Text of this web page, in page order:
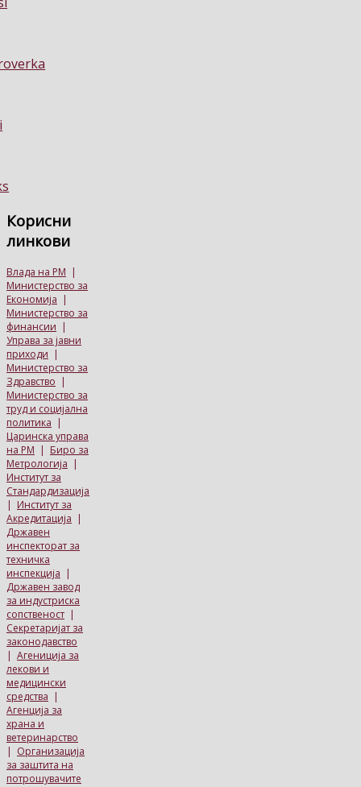
Корисни
линкови
Влада на РМ |
Министерство за
Економија |
Министерство за
финансии |
Управа за јавни
приходи |
Министерство за
Здравство |
Министерство за
труд и социјална
политика |
Царинска управа
на РМ | Биро за
Метрологија |
Институт за
Стандардизација
| Институт за
Акредитација |
Државен
инспекторат за
техничка
инспекција |
Државен завод
за индустриска
сопственост |
Секретаријат за
законодавство
| Агениција за
лекови и
медицински
средства |
Агенција за
храна и
ветеринарство
| Организација
за заштита на
потрошувачите